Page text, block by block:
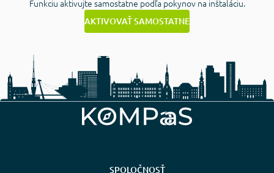
Funkciu aktivujte samostatne podľa pokynov na inštaláciu.
AKTIVOVAŤ SAMOSTATNE
SPOLOČNOSŤ